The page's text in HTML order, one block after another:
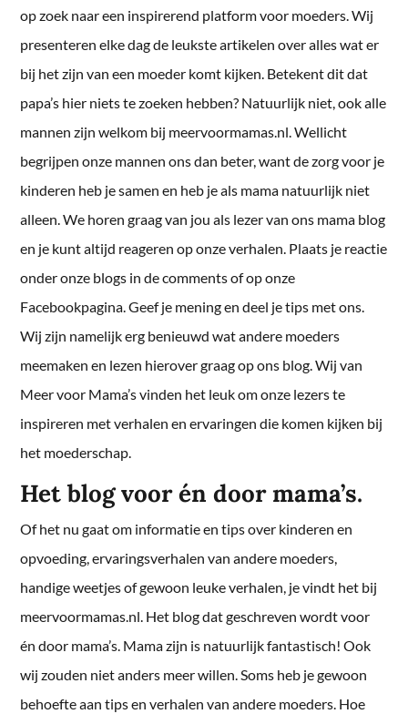
op zoek naar een inspirerend platform voor moeders. Wij
presenteren elke dag de leukste artikelen over alles wat er
bij het zijn van een moeder komt kijken. Betekent dit dat
papa’s hier niets te zoeken hebben? Natuurlijk niet, ook alle
mannen zijn welkom bij meervoormamas.nl. Wellicht
begrijpen onze mannen ons dan beter, want de zorg voor je
kinderen heb je samen en heb je als mama natuurlijk niet
alleen. We horen graag van jou als lezer van ons mama blog
en je kunt altijd reageren op onze verhalen. Plaats je reactie
onder onze blogs in de comments of op onze
Facebookpagina. Geef je mening en deel je tips met ons.
Wij zijn namelijk erg benieuwd wat andere moeders
meemaken en lezen hierover graag op ons blog. Wij van
Meer voor Mama’s vinden het leuk om onze lezers te
inspireren met verhalen en ervaringen die komen kijken bij
het moederschap.
Het blog voor én door mama’s.
Of het nu gaat om informatie en tips over kinderen en
opvoeding, ervaringsverhalen van andere moeders,
handige weetjes of gewoon leuke verhalen, je vindt het bij
meervoormamas.nl. Het blog dat geschreven wordt voor
én door mama’s. Mama zijn is natuurlijk fantastisch! Ook
wij zouden niet anders meer willen. Soms heb je gewoon
behoefte aan tips en verhalen van andere moeders. Hoe